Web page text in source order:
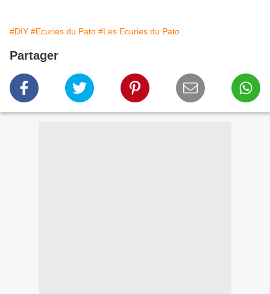
#DIY #Ecuries du Pato #Les Ecuries du Pato
Partager